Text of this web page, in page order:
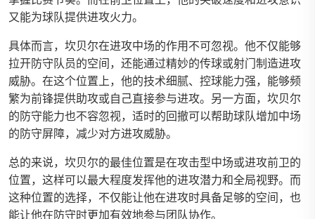
又能为球队提供进攻火力。
具体而言，坎贝尔在进攻中场的作用不可忽视。他不仅能够
拉开防守队员的空间，还能通过精妙的传球或射门制造进攻
威胁。在这个位置上，他的技术细腻、控球能力强，能够频
繁为前锋提供助攻或自己直接参与进攻。另一方面，坎贝尔
的防守能力也不容忽视，适时的回撤可以帮助球队增加中场
的防守屏障，减少对方进攻威胁。
总的来说，坎贝尔的最佳位置是在攻击型中场或进攻前卫的
位置，这样可以最大程度发挥他的进攻潜力和全局视野。而
这种位置的选择，不仅能让他在进攻时具备足够的空间，也
能让他在防守时更加有效地参与团队协作。